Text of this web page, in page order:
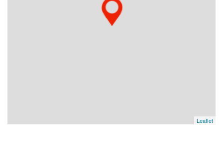
Leaflet